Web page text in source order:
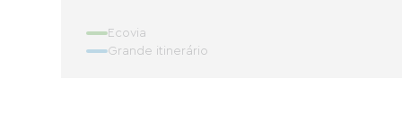
Ecovia
Grande itinerário